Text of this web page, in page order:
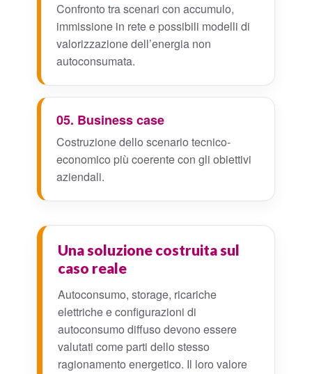
Confronto tra scenari con accumulo,
immissione in rete e possibili modelli di
valorizzazione dell’energia non
autoconsumata.
05. Business case
Costruzione dello scenario tecnico-
economico più coerente con gli obiettivi
aziendali.
Una soluzione costruita sul
caso reale
Autoconsumo, storage, ricariche
elettriche e configurazioni di
autoconsumo diffuso devono essere
valutati come parti dello stesso
ragionamento energetico. Il loro valore